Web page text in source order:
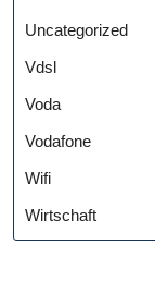
Uncategorized
Vdsl
Voda
Vodafone
Wifi
Wirtschaft